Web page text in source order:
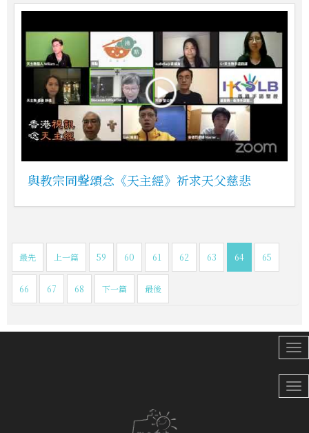
與教宗同聲頌念《天主經》祈求天父慈悲
最先 上一篇 59 60 61 62 63 64 65
66 67 68 下一篇 最後